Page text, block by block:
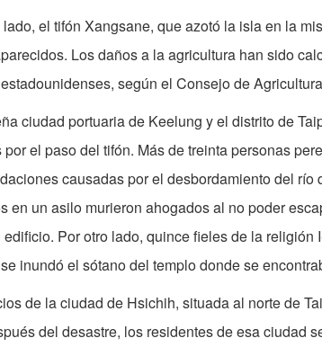
lado, el tifón Xangsane, que azotó la isla en la
Los daños a la agricultura han sido
según el Consejo de
ciudad portuaria de Keelung y el distrito de
por el paso del tifón. Más de treinta personas
causadas por el desbordamiento del río
en un asilo murieron ahogados al no poder
Por otro lado, quince fieles de la religión
inundó el sótano del templo donde se
de la ciudad de Hsichih, situada al norte de
del desastre, los residentes de esa ciudad